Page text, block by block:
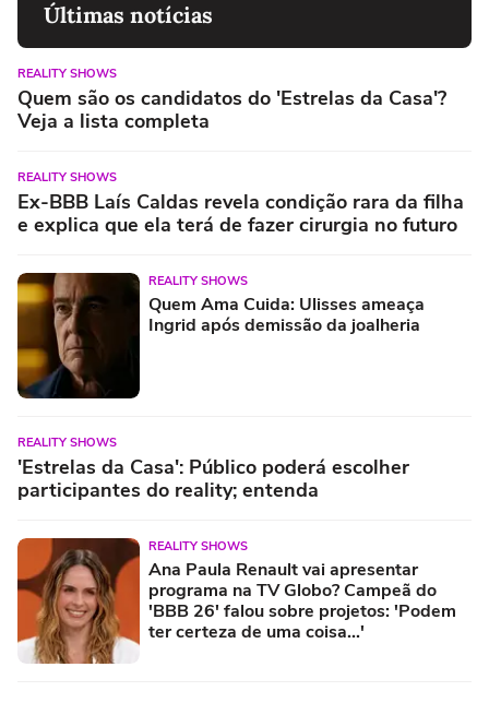
Últimas notícias
REALITY SHOWS
Quem são os candidatos do 'Estrelas da Casa'?
Veja a lista completa
REALITY SHOWS
Ex-BBB Laís Caldas revela condição rara da filha
e explica que ela terá de fazer cirurgia no futuro
REALITY SHOWS
Quem Ama Cuida: Ulisses ameaça
Ingrid após demissão da joalheria
REALITY SHOWS
'Estrelas da Casa': Público poderá escolher
participantes do reality; entenda
REALITY SHOWS
Ana Paula Renault vai apresentar
programa na TV Globo? Campeã do
'BBB 26' falou sobre projetos: 'Podem
ter certeza de uma coisa...'